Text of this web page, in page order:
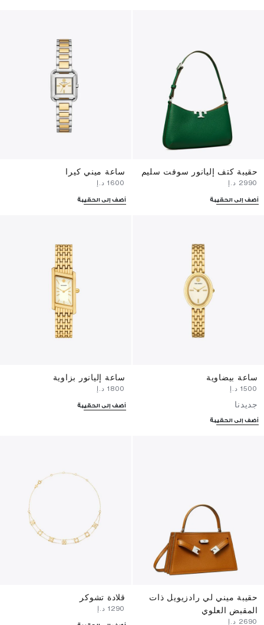
حقيبة كتف إليانور سوفت سليم
أضف إلى الحقيبة
ساعة ميني كيرا
أضف إلى الحقيبة
ساعة بيضاوية
جديدنا
أضف إلى الحقيبة
ساعة إليانور بزاوية
أضف إلى الحقيبة
حقيبة ميني لي رادزيويل ذات
المقبض العلوي
قلادة تشوكر